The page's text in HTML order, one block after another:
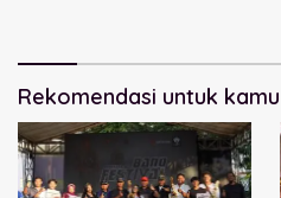
Rekomendasi untuk kamu